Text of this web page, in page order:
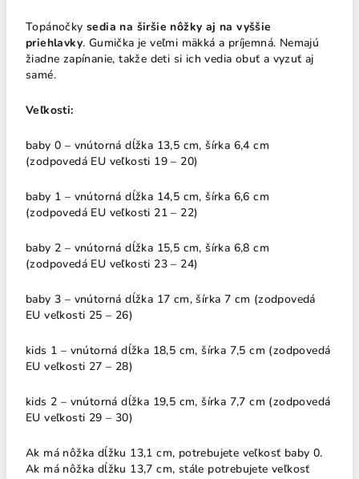
Topánočky sedia na širšie nôžky aj na vyššie
priehlavky. Gumička je veľmi mäkká a príjemná. Nemajú
žiadne zapínanie, takže deti si ich vedia obuť a vyzuť aj
samé.
Veľkosti:
baby 0 – vnútorná dĺžka 13,5 cm, šírka 6,4 cm
(zodpovedá EU veľkosti 19 – 20)
baby 1 – vnútorná dĺžka 14,5 cm, šírka 6,6 cm
(zodpovedá EU veľkosti 21 – 22)
baby 2 – vnútorná dĺžka 15,5 cm, šírka 6,8 cm
(zodpovedá EU veľkosti 23 – 24)
baby 3 – vnútorná dĺžka 17 cm, šírka 7 cm (zodpovedá
EU veľkosti 25 – 26)
kids 1 – vnútorná dĺžka 18,5 cm, šírka 7,5 cm (zodpovedá
EU veľkosti 27 – 28)
kids 2 – vnútorná dĺžka 19,5 cm, šírka 7,7 cm (zodpovedá
EU veľkosti 29 – 30)
Ak má nôžka dĺžku 13,1 cm, potrebujete veľkosť baby 0.
Ak má nôžka dĺžku 13,7 cm, stále potrebujete veľkosť